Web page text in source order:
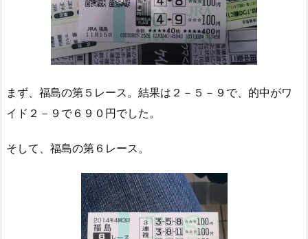
まず、福島の第５レース。結果は２－５－９で、的中がワ
イド２－９で６９０円でした。
そして、福島の第６レース。